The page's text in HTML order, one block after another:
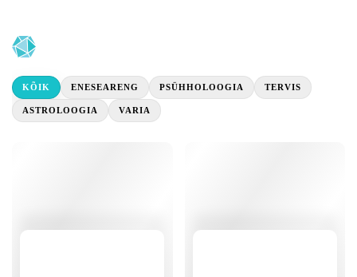
KÕIK ENESEARENG PSÜHHOLOOGIA TERVIS
ASTROLOOGIA VARIA